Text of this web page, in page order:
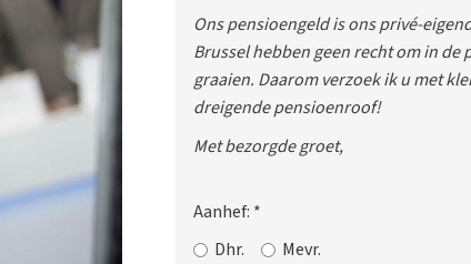
Ons pensioengeld is ons privé-
Brussel hebben geen recht om in de
graaien. Daarom verzoek ik u met
dreigende pensioenroof!
Met bezorgde groet,
Aanhef: *
Dhr.
Mevr.